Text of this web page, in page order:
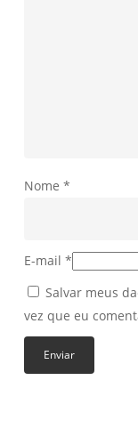
Nome *
E-mail *
Salvar meus
vez que eu